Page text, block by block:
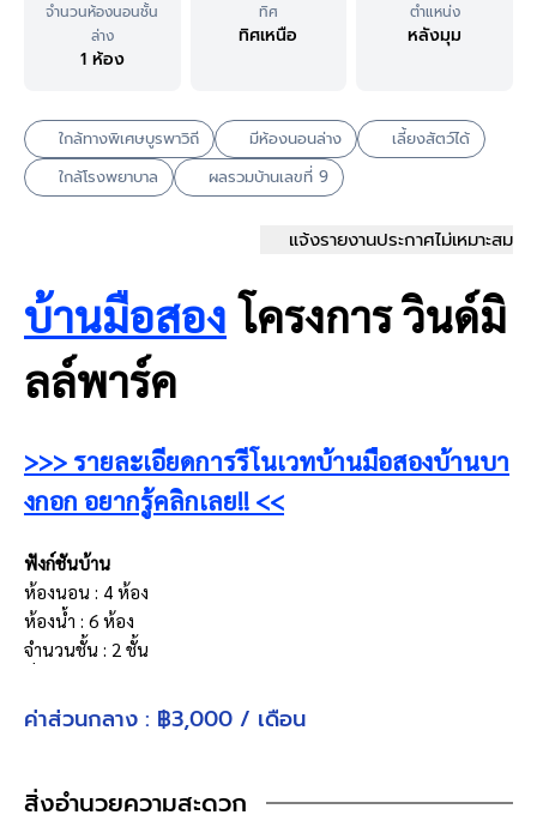
จำนวนห้องนอนชั้น
ล่าง
1 ห้อง
ทิศ
ทิศเหนือ
ตำแหน่ง
หลังมุม
ใกล้ทางพิเศษบูรพาวิถี มีห้องนอนล่าง
เลี้ยงสัตว์ได้
ใกล้โรงพยาบาล
ผลรวมบ้านเลขที่ 9
แจ้งรายงานประกาศไม่เหมาะสม
บ้านมือสอง โครงการ วินด์มิ
ลล์พาร์ค
>>> รายละเอียดการรีโนเวทบ้านมือสองบ้านบา
งกอก อยากรู้คลิกเลย!! <<
ฟังก์ชันบ้าน
ห้องนอน : 4 ห้อง
ห้องน้ำ : 6 ห้อง
จำนวนชั้น : 2 ชั้น
เนื้อที่ 256 ตารางวา
โครงการได้รับอนุญาตจัดสรรถูกต้อง
ค่าส่วนกลาง : ฿3,000 / เดือน
สิ่งอำนวยความสะดวก